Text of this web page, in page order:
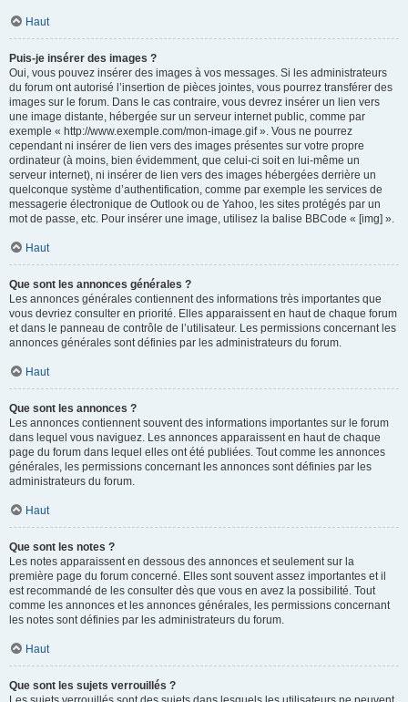
Haut
Puis-je insérer des images ?
Oui, vous pouvez insérer des images à vos messages. Si les administrateurs
du forum ont autorisé l’insertion de pièces jointes, vous pourrez transférer des
images sur le forum. Dans le cas contraire, vous devrez insérer un lien vers
une image distante, hébergée sur un serveur internet public, comme par
exemple « http://www.exemple.com/mon-image.gif ». Vous ne pourrez
cependant ni insérer de lien vers des images présentes sur votre propre
ordinateur (à moins, bien évidemment, que celui-ci soit en lui-même un
serveur internet), ni insérer de lien vers des images hébergées derrière un
quelconque système d’authentification, comme par exemple les services de
messagerie électronique de Outlook ou de Yahoo, les sites protégés par un
mot de passe, etc. Pour insérer une image, utilisez la balise BBCode « [img] ».
Haut
Que sont les annonces générales ?
Les annonces générales contiennent des informations très importantes que
vous devriez consulter en priorité. Elles apparaissent en haut de chaque forum
et dans le panneau de contrôle de l’utilisateur. Les permissions concernant les
annonces générales sont définies par les administrateurs du forum.
Haut
Que sont les annonces ?
Les annonces contiennent souvent des informations importantes sur le forum
dans lequel vous naviguez. Les annonces apparaissent en haut de chaque
page du forum dans lequel elles ont été publiées. Tout comme les annonces
générales, les permissions concernant les annonces sont définies par les
administrateurs du forum.
Haut
Que sont les notes ?
Les notes apparaissent en dessous des annonces et seulement sur la
première page du forum concerné. Elles sont souvent assez importantes et il
est recommandé de les consulter dès que vous en avez la possibilité. Tout
comme les annonces et les annonces générales, les permissions concernant
les notes sont définies par les administrateurs du forum.
Haut
Que sont les sujets verrouillés ?